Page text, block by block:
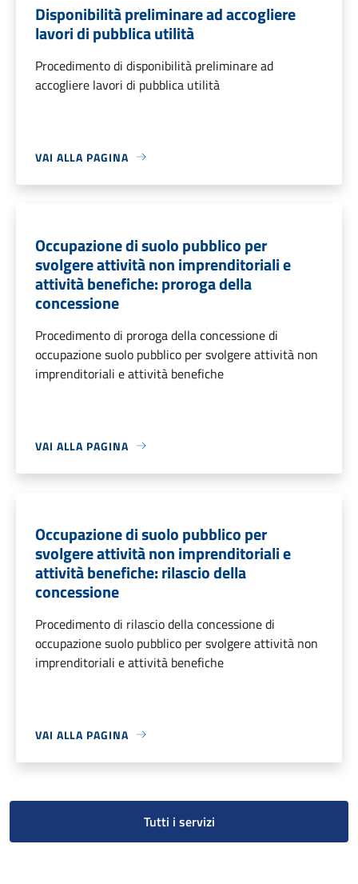
Disponibilità preliminare ad accogliere
lavori di pubblica utilità
Procedimento di disponibilità preliminare ad
accogliere lavori di pubblica utilità
VAI ALLA PAGINA
Occupazione di suolo pubblico per
svolgere attività non imprenditoriali e
attività benefiche: proroga della
concessione
Procedimento di proroga della concessione di
occupazione suolo pubblico per svolgere attività non
imprenditoriali e attività benefiche
VAI ALLA PAGINA
Occupazione di suolo pubblico per
svolgere attività non imprenditoriali e
attività benefiche: rilascio della
concessione
Procedimento di rilascio della concessione di
occupazione suolo pubblico per svolgere attività non
imprenditoriali e attività benefiche
VAI ALLA PAGINA
Tutti i servizi